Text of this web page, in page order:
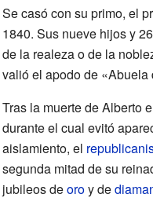
Se casó con su primo, el
1840. Sus nueve hijos y
de la realeza o de la
valió el apodo de «Abuela
Tras la muerte de Alberto
durante el cual evitó
aislamiento, el
segunda mitad de su
jubileos deoroy de